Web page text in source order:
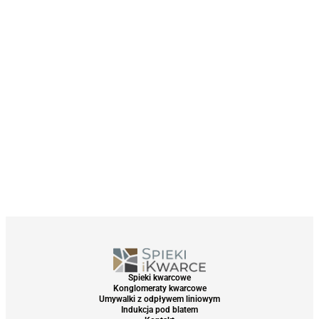
Spieki kwarcowe
Konglomeraty kwarcowe
Umywalki z odpływem liniowym
Indukcja pod blatem